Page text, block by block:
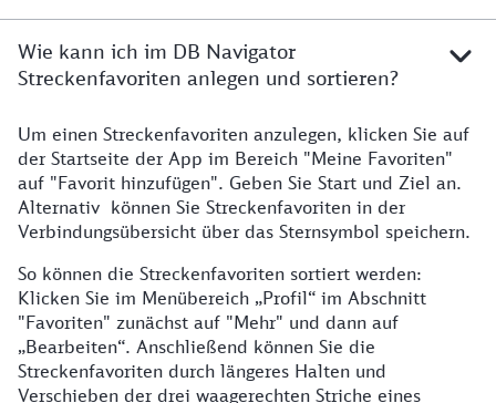
Wie kann ich im DB Navigator
Streckenfavoriten anlegen und sortieren?
Um einen Streckenfavoriten anzulegen, klicken Sie auf
der Startseite der App im Bereich "Meine Favoriten"
auf "Favorit hinzufügen". Geben Sie Start und Ziel an.
Alternativ können Sie Streckenfavoriten in der
Verbindungsübersicht über das Sternsymbol speichern.
So können die Streckenfavoriten sortiert werden:
Klicken Sie im Menübereich „Profil“ im Abschnitt
"Favoriten" zunächst auf "Mehr" und dann auf
„Bearbeiten“. Anschließend können Sie die
Streckenfavoriten durch längeres Halten und
Verschieben der drei waagerechten Striche eines